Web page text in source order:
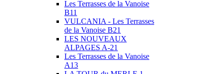
Les Terrasses de la Vanoise
B11
VULCANIA - Les Terrasses
de la Vanoise B21
LES NOUVEAUX
ALPAGES A-21
Les Terrasses de la Vanoise
A13